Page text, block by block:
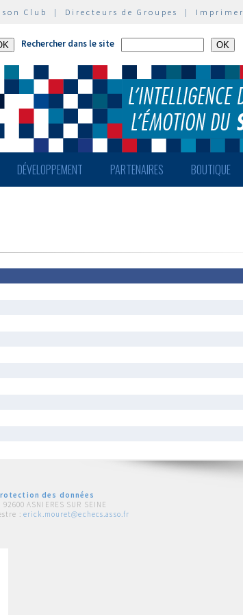
son Club | Directeurs de Groupes | Imprimer
Rechercher dans le site
DÉVELOPPEMENT PARTENAIRES BOUTIQUE
des données
ASNIERES SUR SEINE
: erick.mouret@echecs.asso.fr